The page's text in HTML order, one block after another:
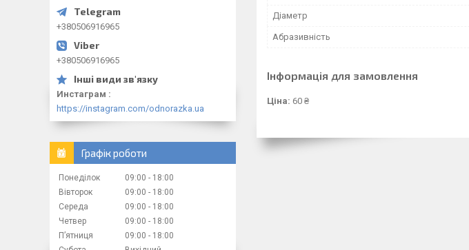
Діаметр
Абразивність
Інформація для замовлення
Ціна: 60 ₴
+380506916965
+380506916965
Инстаграм
https://instagram.com/odnorazka.ua
Графік роботи
Понеділок 09:00
18:00
Вівторок
09:00
18:00
Середа
09:00
18:00
Четвер
09:00
18:00
Пʼятниця
09:00
18:00